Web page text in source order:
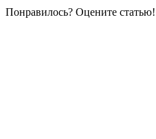
Понравилось? Оцените статью!